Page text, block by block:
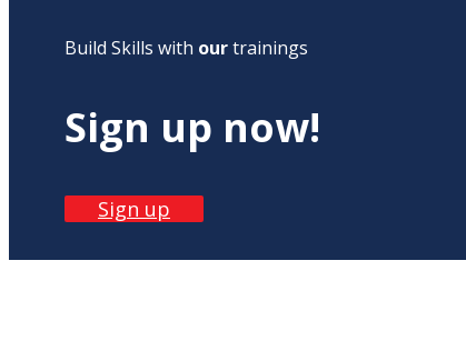
Build Skills with ourtrainings
Sign up now!
Sign up